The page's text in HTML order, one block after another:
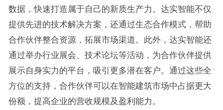
数据，快速打造属于自己的新质生产力。达实智能不仅
提供先进的技术解决方案，还通过生态合作模式，帮助
合作伙伴整合资源，拓展市场渠道。此外，达实智能还
通过举办行业展会、技术论坛等活动，为合作伙伴提供
展示自身实力的平台，吸引更多潜在客户。通过这些全
方位的支持，合作伙伴可以在智能建筑市场中占据更大
份额，提高企业的营收规模及盈利能力。